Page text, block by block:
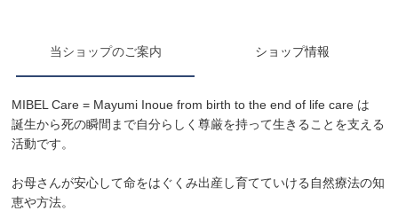
当ショップのご案内 ショップ情報
MIBEL Care = Mayumi Inoue from birth to the end of life care は
誕生から死の瞬間まで自分らしく尊厳を持って生きることを支える
活動です。
お母さんが安心して命をはぐくみ出産し育てていける自然療法の知
恵や方法。